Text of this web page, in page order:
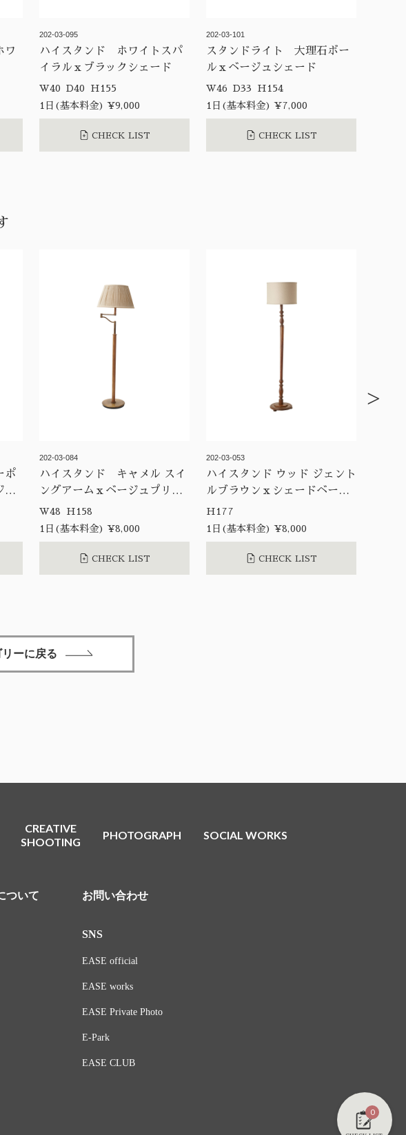
ワ
202-03-095
ハイスタンド ホワイトスパ
イラルｘブラックシェード
W40 D40 H155
1日(基本料金) ¥9,000
CHECK LIST
202-03-101
スタンドライト 大理石ボー
ルｘベージュシェード
W46 D33 H154
1日(基本料金) ¥7,000
CHECK LIST
ポ
ュ
202-03-084
ハイスタンド キャメル スイ
ングアームｘベージュプリー
ツ
W48 H158
1日(基本料金) ¥8,000
CHECK LIST
202-03-053
ハイスタンド ウッド ジェント
ルブラウンｘシェードベージ
ュ
H177
1日(基本料金) ¥8,000
CHECK LIST
>
リーに戻る
0
CREATIVE
SHOOTING
PHOTOGRAPH SOCIAL WORKS
ついて お問い合わせ
SNS
EASE official
EASE works
EASE Private Photo
E-Park
EASE CLUB